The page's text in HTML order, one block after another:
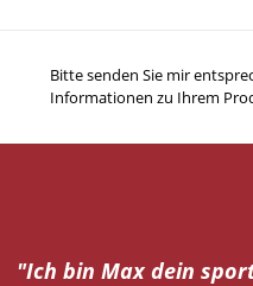
Bitte senden Sie mir
Informationen zu Ihrem
"Ich bin Max dein